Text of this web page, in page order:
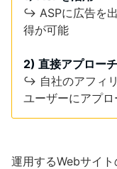
↪︎ ASPに広告を
得が可能
2) 直接アプローチ
↪︎ 自社のアフィ
ユーザーにアプロ
運用するWebサイ